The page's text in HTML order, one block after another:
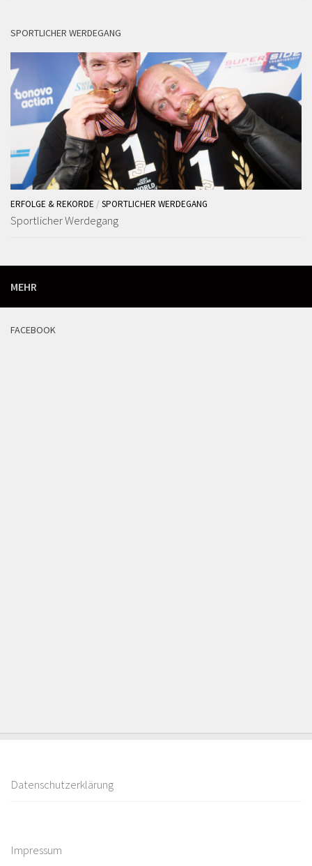
SPORTLICHER WERDEGANG
ERFOLGE & REKORDE / SPORTLICHER WERDEGANG
Sportlicher Werdegang
MEHR
FACEBOOK
Datenschutzerklärung
Impressum